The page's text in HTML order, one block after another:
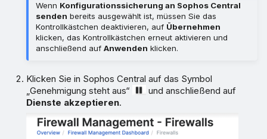
Wenn Konfigurationssicherung an Sophos Central
senden bereits ausgewählt ist, müssen Sie das
Kontrollkästchen deaktivieren, auf Übernehmen
klicken, das Kontrollkästchen erneut aktivieren und
anschließend aufAnwenden klicken.
Klicken Sie in Sophos Central auf das Symbol
„Genehmigung steht aus“
und anschließend auf
Dienste akzeptieren.